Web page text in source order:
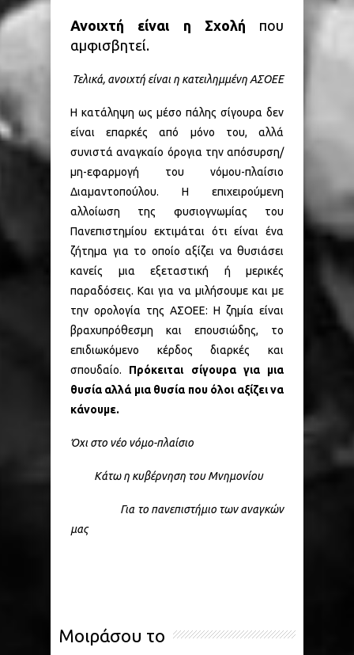
Ανοιχτή είναι η Σχολή που
αμφισβητεί.
Τελικά, ανοιχτή είναι η κατειλημμένη ΑΣΟΕΕ
Η κατάληψη ως μέσο πάλης σίγουρα δεν
είναι επαρκές από μόνο του, αλλά
συνιστά αναγκαίο όρογια την απόσυρση/
μη-εφαρμογή του νόμου-πλαίσιο
Διαμαντοπούλου. Η επιχειρούμενη
αλλοίωση της φυσιογνωμίας του
Πανεπιστημίου εκτιμάται ότι είναι ένα
ζήτημα για το οποίο αξίζει να θυσιάσει
κανείς μια εξεταστική ή μερικές
παραδόσεις. Και για να μιλήσουμε και με
την ορολογία της ΑΣΟΕΕ: Η ζημία είναι
βραχυπρόθεσμη και επουσιώδης, το
επιδιωκόμενο κέρδος διαρκές και
σπουδαίο. Πρόκειται σίγουρα για μια
θυσία αλλά μια θυσία που όλοι αξίζει να
κάνουμε.
Όχι στο νέο νόμο-πλαίσιο
Κάτω η κυβέρνηση του Μνημονίου
Για το πανεπιστήμιο των αναγκών
μας
Μοιράσου το